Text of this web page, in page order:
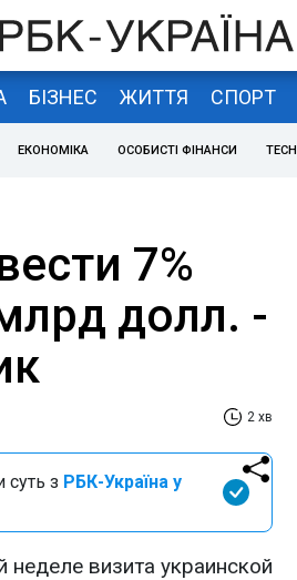
БІЗНЕС ЖИТТЯ СПОРТ
ЕКОНОМІКА ОСОБИСТІ ФІНАНСИ TECH
7%
долл. -
2 хв
суть з РБК-Україна у
визита украинской